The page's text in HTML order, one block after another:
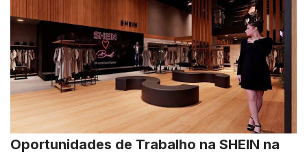
Oportunidades de Trabalho na SHEIN na